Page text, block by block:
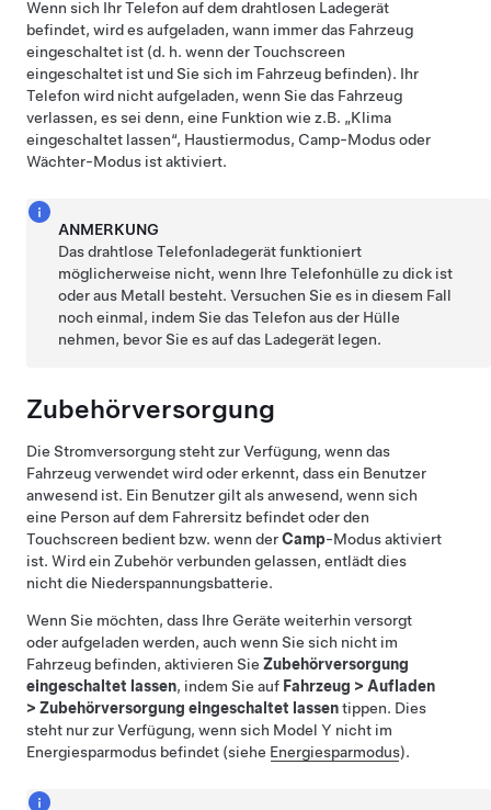
Wenn sich Ihr Telefon auf dem drahtlosen Ladegerät
befindet, wird es aufgeladen, wann immer das Fahrzeug
eingeschaltet ist (d. h. wenn der Touchscreen
eingeschaltet ist und Sie sich im Fahrzeug befinden). Ihr
Telefon wird nicht aufgeladen, wenn Sie das Fahrzeug
verlassen, es sei denn, eine Funktion wie z.B. „Klima
eingeschaltet lassen“, Haustiermodus, Camp-Modus oder
Wächter-Modus ist aktiviert.
ANMERKUNG
Das drahtlose Telefonladegerät funktioniert
möglicherweise nicht, wenn Ihre Telefonhülle zu dick ist
oder aus Metall besteht. Versuchen Sie es in diesem Fall
noch einmal, indem Sie das Telefon aus der Hülle
nehmen, bevor Sie es auf das Ladegerät legen.
Zubehörversorgung
Die Stromversorgung steht zur Verfügung, wenn das
Fahrzeug verwendet wird oder erkennt, dass ein Benutzer
anwesend ist. Ein Benutzer gilt als anwesend, wenn sich
eine Person auf dem Fahrersitz befindet oder den
Touchscreen bedient bzw. wenn derCamp-Modus aktiviert
ist. Wird ein Zubehör verbunden gelassen, entlädt dies
nicht die Niederspannungsbatterie.
Wenn Sie möchten, dass Ihre Geräte weiterhin versorgt
oder aufgeladen werden, auch wenn Sie sich nicht im
Fahrzeug befinden, aktivieren Sie Zubehörversorgung
eingeschaltet lassen, indem Sie auf Fahrzeug > Aufladen
> Zubehörversorgung eingeschaltet lassentippen. Dies
steht nur zur Verfügung, wenn sich Model Y nicht im
Energiesparmodus befindet (siehe Energiesparmodus).